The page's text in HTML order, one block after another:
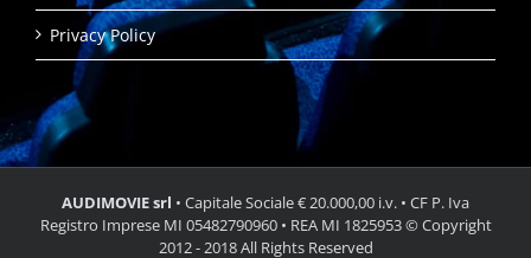
Privacy Policy
AUDIMOVIE srl • Capitale Sociale € 20.000,00 i.v. • CF P. Iva
Registro Imprese MI 05482790960 • REA MI 1825953 © Copyright
2012 - 2018 All Rights Reserved